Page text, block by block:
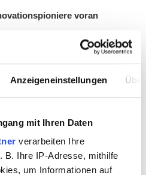
Anzeigeneinstellungen
mit Ihren Daten
verarbeiten Ihre
B. Ihre IP-Adresse, mithilfe
um Informationen auf
voran
in der Kategorie
Autohof Bad Rappenau (1.
Autohöfe. Neben allgemeinen
von Outdoor-Fitnessgeräten für
für großen Fortschritt.
beschränkt sich
für Elektrofahrzeuge
der Eröffnung zweier LNG-